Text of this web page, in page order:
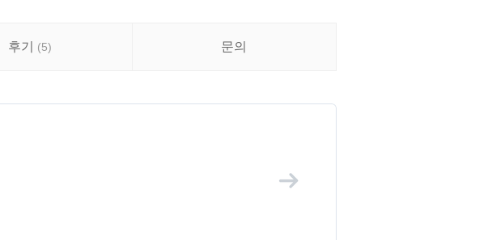
후기 (5) 문의